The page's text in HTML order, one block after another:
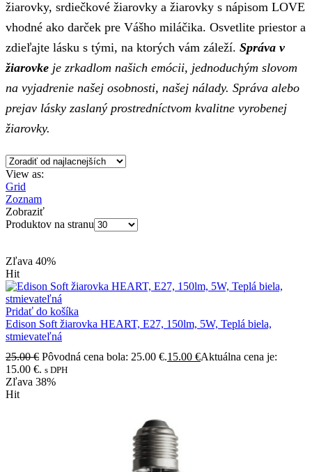
žiarovky, srdiečkové žiarovky a žiarovky s nápisom LOVE
vhodné ako darček pre Vášho miláčika. Osvetlite priestor a
zdieľajte lásku s tými, na ktorých vám záleží. Správa v
žiarovke je zrkadlom našich emócii, jednoduchým slovom
na vyjadrenie našej osobnosti, našej nálady. Správa alebo
prejav lásky zaslaný prostredníctvom kvalitne vyrobenej
žiarovky.
View as:
Grid
Zoznam
Zobraziť
Produktov na stranu
Zľava 40%
Hit
Pridať do košíka
Edison Soft žiarovka HEART, E27, 150lm, 5W, Teplá biela,
stmievateľná
25.00€ Pôvodná cena bola: 25.00 €.15.00 €Aktuálna cena je:
15.00 €. s DPH
Zľava 38%
Hit